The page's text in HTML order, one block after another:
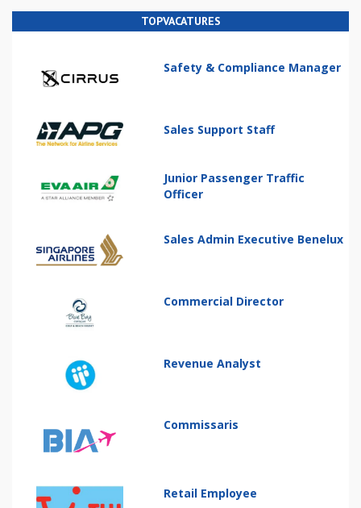
TOPVACATURES
Safety & Compliance Manager
Sales Support Staff
Junior Passenger Traffic
Officer
Sales Admin Executive Benelux
Commercial Director
Revenue Analyst
Commissaris
Retail Employee